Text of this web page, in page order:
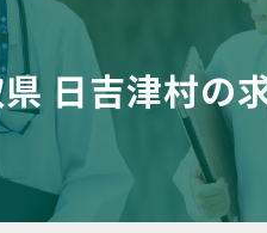
日吉津村の